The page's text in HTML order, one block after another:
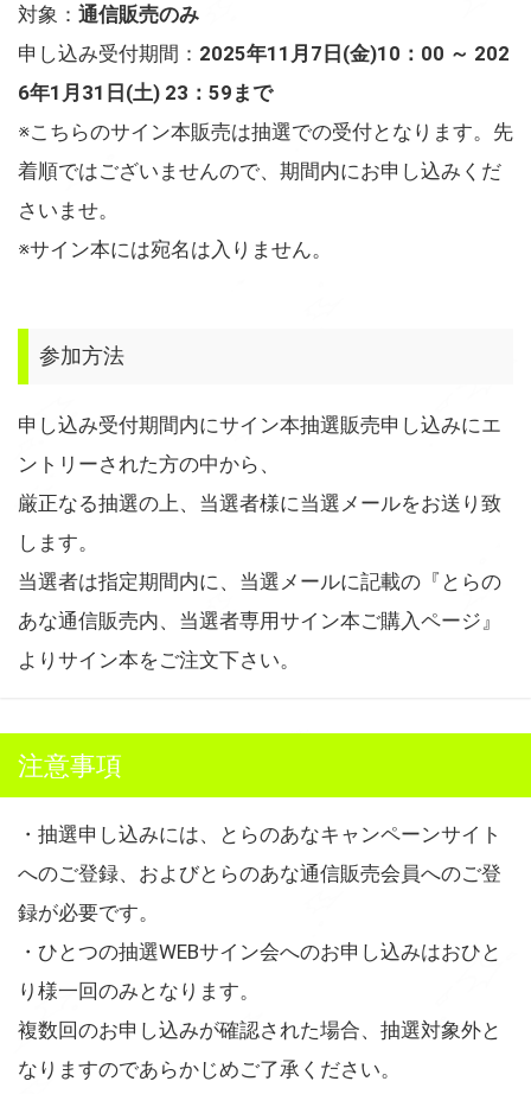
対象： 通信販売のみ
申し込み受付期間： 2025年11月7日(金)10：00 ～ 202
6年1月31日(土) 23：59まで
※こちらのサイン本販売は抽選での受付となります。先
着順ではございませんので、期間内にお申し込みくだ
さいませ。
※サイン本には宛名は入りません。
参加方法
申し込み受付期間内にサイン本抽選販売申し込みにエ
ントリーされた方の中から、
厳正なる抽選の上、当選者様に当選メールをお送り致
します。
当選者は指定期間内に、当選メールに記載の『とらの
あな通信販売内、当選者専用サイン本ご購入ページ』
よりサイン本をご注文下さい。
注意事項
・抽選申し込みには、とらのあなキャンペーンサイト
へのご登録、およびとらのあな通信販売会員へのご登
録が必要です。
・ひとつの抽選WEBサイン会へのお申し込みはおひと
り様一回のみとなります。
複数回のお申し込みが確認された場合、抽選対象外と
なりますのであらかじめご了承ください。